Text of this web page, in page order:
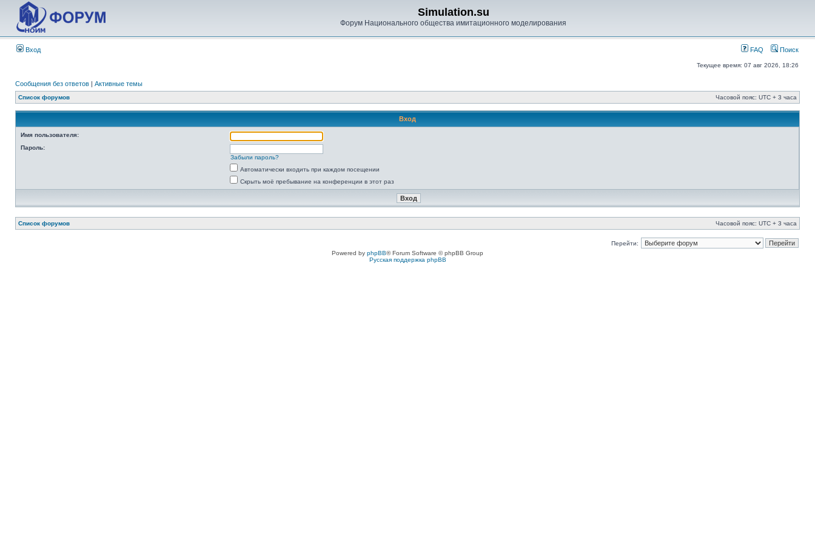
Simulation.su
Форум Национального общества имитационного моделирования
Вход FAQ Поиск
Текущее время: 07 авг 2026, 18:26
Сообщения без ответов | Активные темы
Список форумов Часовой пояс: UTC + 3 часа
Вход
Имя пользователя:
Пароль:
Забыли пароль?
Автоматически входить при каждом посещении
Скрыть моё пребывание на конференции в этот раз
Список форумов Часовой пояс: UTC + 3 часа
Перейти:
Powered by phpBB® Forum Software © phpBB Group
Русская поддержка phpBB